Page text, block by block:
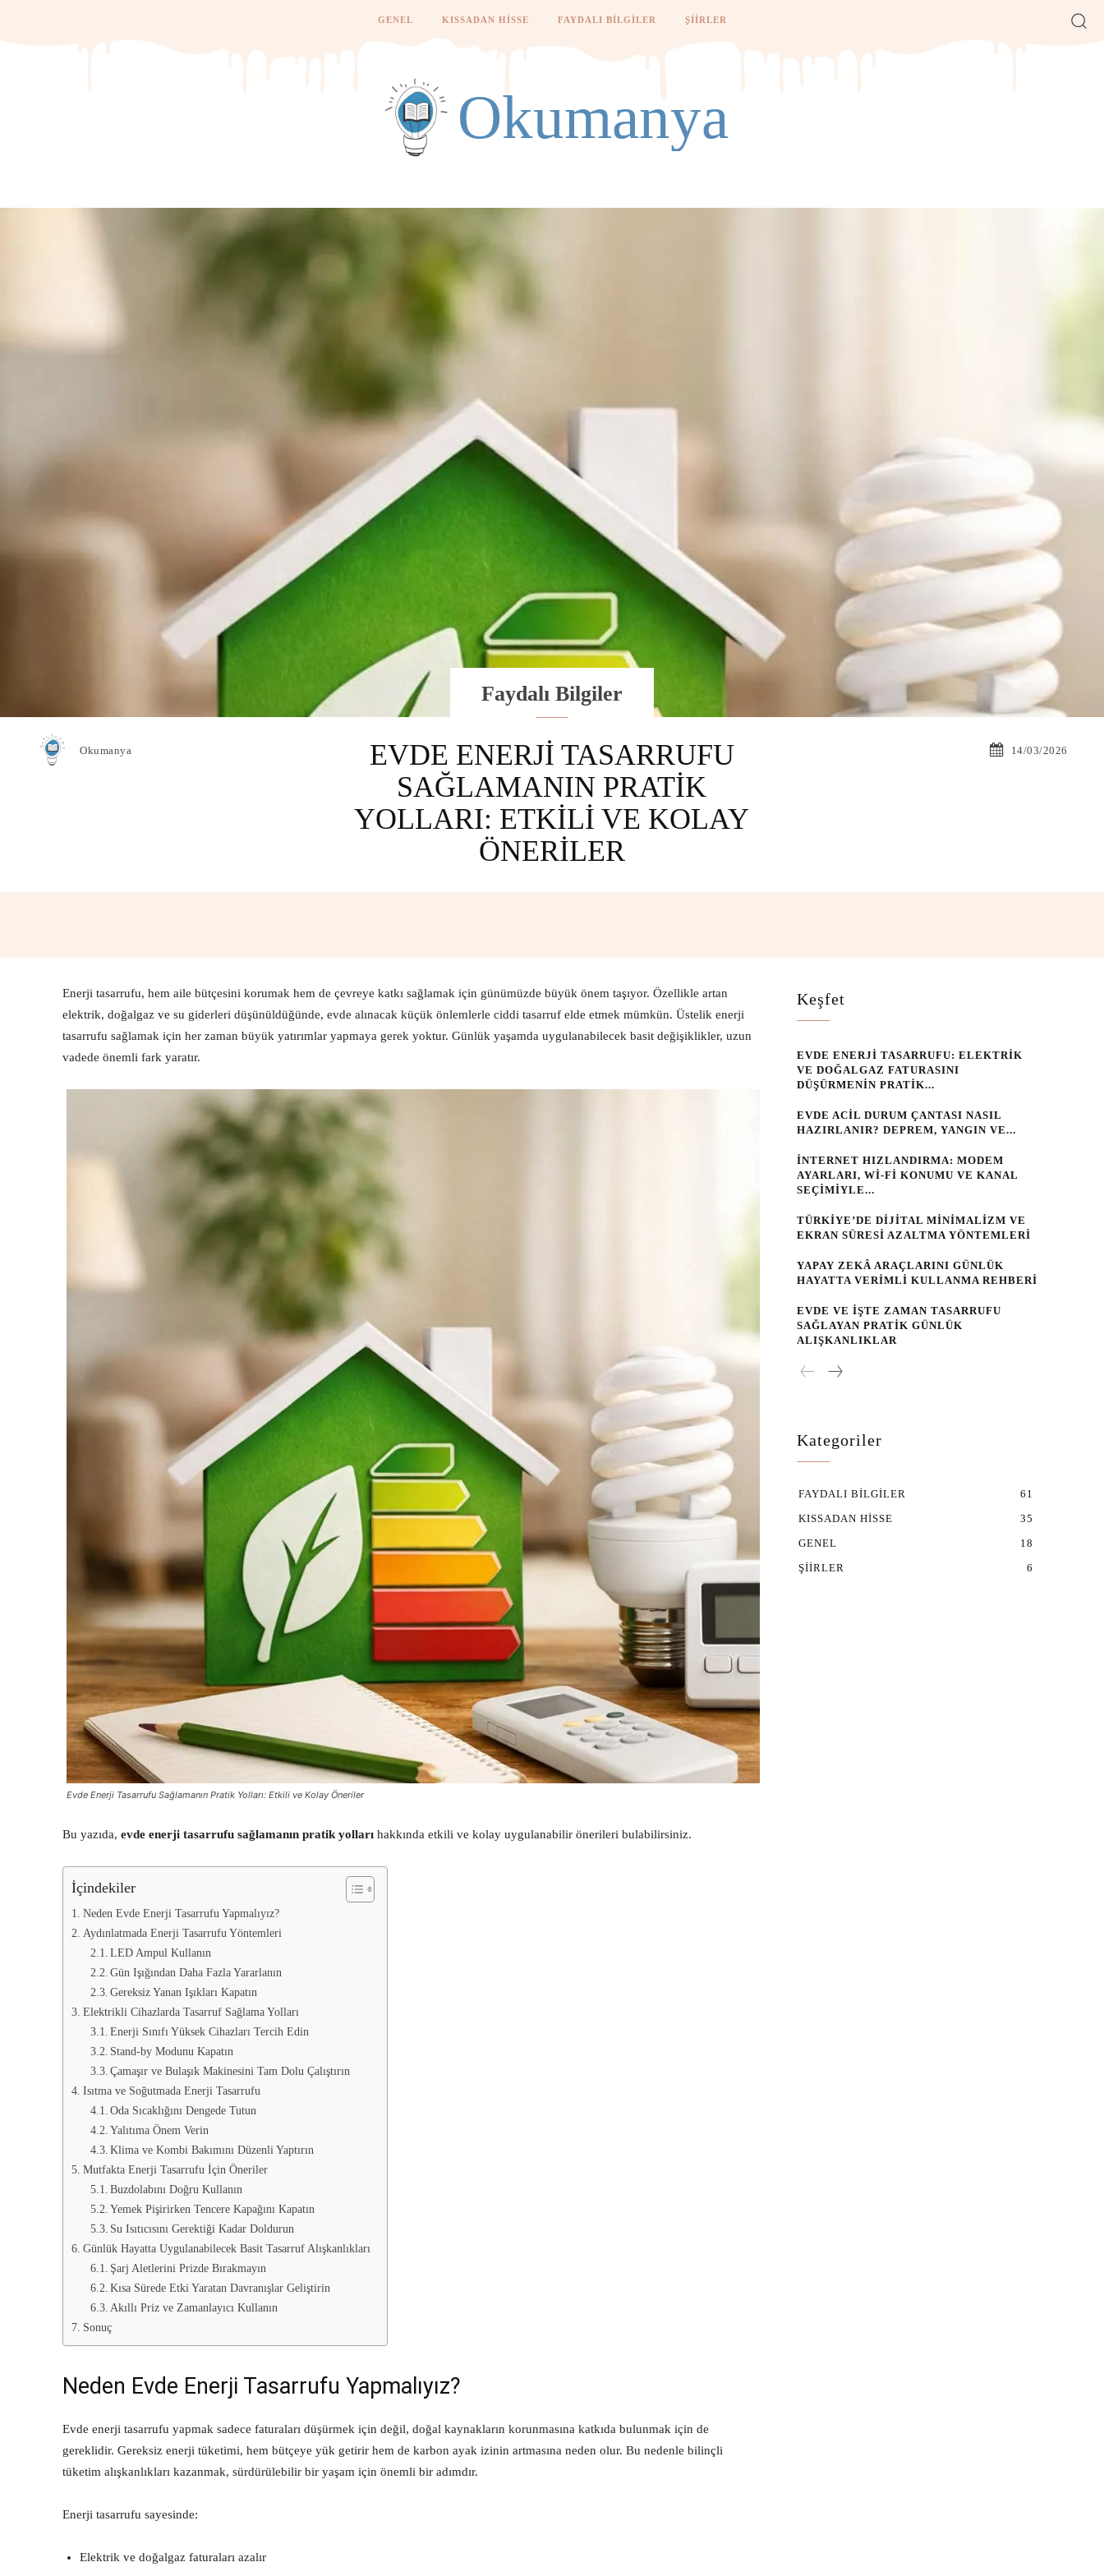
GENEL KISSADAN HISSE FAYDALI BILGILER ŞIIRLER
Okumanya
Okumanya
Faydalı Bilgiler
EVDE ENERJI TASARRUFU
SAĞLAMANIN PRATIK
YOLLARI: ETKILI VE KOLAY
ÖNERILER
14/03/2026
Enerji tasarrufu, hem aile bütçesini korumak hem de çevreye katkı sağlamak için günümüzde büyük önem taşıyor. Özellikle artan
elektrik, doğalgaz ve su giderleri düşünüldüğünde, evde alınacak küçük önlemlerle ciddi tasarruf elde etmek mümkün. Üstelik enerji
tasarrufu sağlamak için her zaman büyük yatırımlar yapmaya gerek yoktur. Günlük yaşamda uygulanabilecek basit değişiklikler, uzun
vadede önemli fark yaratır.
Evde Enerji Tasarrufu Sağlamanın Pratik Yolları: Etkili ve Kolay Öneriler
Bu yazıda, evde enerji tasarrufu sağlamanın pratik yolları hakkında etkili ve kolay uygulanabilir önerileri bulabilirsiniz.
İçindekiler
Neden Evde Enerji Tasarrufu Yapmalıyız?
Aydınlatmada Enerji Tasarrufu Yöntemleri
LED Ampul Kullanın
Gün Işığından Daha Fazla Yararlanın
Gereksiz Yanan Işıkları Kapatın
Elektrikli Cihazlarda Tasarruf Sağlama Yolları
Enerji Sınıfı Yüksek Cihazları Tercih Edin
Stand-by Modunu Kapatın
Çamaşır ve Bulaşık Makinesini Tam Dolu Çalıştırın
Isıtma ve Soğutmada Enerji Tasarrufu
Oda Sıcaklığını Dengede Tutun
Yalıtıma Önem Verin
Klima ve Kombi Bakımını Düzenli Yaptırın
Mutfakta Enerji Tasarrufu İçin Öneriler
Buzdolabını Doğru Kullanın
Yemek Pişirirken Tencere Kapağını Kapatın
Su Isıtıcısını Gerektiği Kadar Doldurun
Günlük Hayatta Uygulanabilecek Basit Tasarruf Alışkanlıkları
Şarj Aletlerini Prizde Bırakmayın
Kısa Sürede Etki Yaratan Davranışlar Geliştirin
Akıllı Priz ve Zamanlayıcı Kullanın
Sonuç
Neden Evde Enerji Tasarrufu Yapmalıyız?
Evde enerji tasarrufu yapmak sadece faturaları düşürmek için değil, doğal kaynakların korunmasına katkıda bulunmak için de
gereklidir. Gereksiz enerji tüketimi, hem bütçeye yük getirir hem de karbon ayak izinin artmasına neden olur. Bu nedenle bilinçli
tüketim alışkanlıkları kazanmak, sürdürülebilir bir yaşam için önemli bir adımdır.
Enerji tasarrufu sayesinde:
Elektrik ve doğalgaz faturaları azalır
Keşfet
EVDE ENERJI TASARRUFU: ELEKTRIK
VE DOĞALGAZ FATURASINI
DÜŞÜRMENIN PRATIK...
EVDE ACIL DURUM ÇANTASI NASIL
HAZIRLANIR? DEPREM, YANGIN VE...
İNTERNET HIZLANDIRMA: MODEM
AYARLARI, WI‑FI KONUMU VE KANAL
SEÇIMIYLE...
TÜRKIYE’DE DIJITAL MINIMALIZM VE
EKRAN SÜRESI AZALTMA YÖNTEMLERI
YAPAY ZEKÂ ARAÇLARINI GÜNLÜK
HAYATTA VERIMLI KULLANMA REHBERI
EVDE VE İŞTE ZAMAN TASARRUFU
SAĞLAYAN PRATIK GÜNLÜK
ALIŞKANLIKLAR
Kategoriler
FAYDALI BILGILER
61
KISSADAN HISSE
35
GENEL
18
ŞIIRLER
6